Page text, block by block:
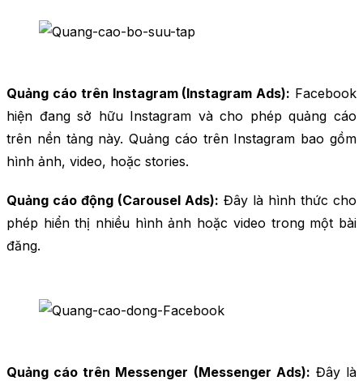
Quảng cáo trên Instagram (Instagram Ads): Facebook
hiện đang sở hữu Instagram và cho phép quảng cáo
trên nền tảng này. Quảng cáo trên Instagram bao gồm
hình ảnh, video, hoặc stories.
Quảng cáo động (Carousel Ads): Đây là hình thức cho
phép hiển thị nhiều hình ảnh hoặc video trong một bài
đăng.
Quảng cáo trên Messenger (Messenger Ads): Đây là